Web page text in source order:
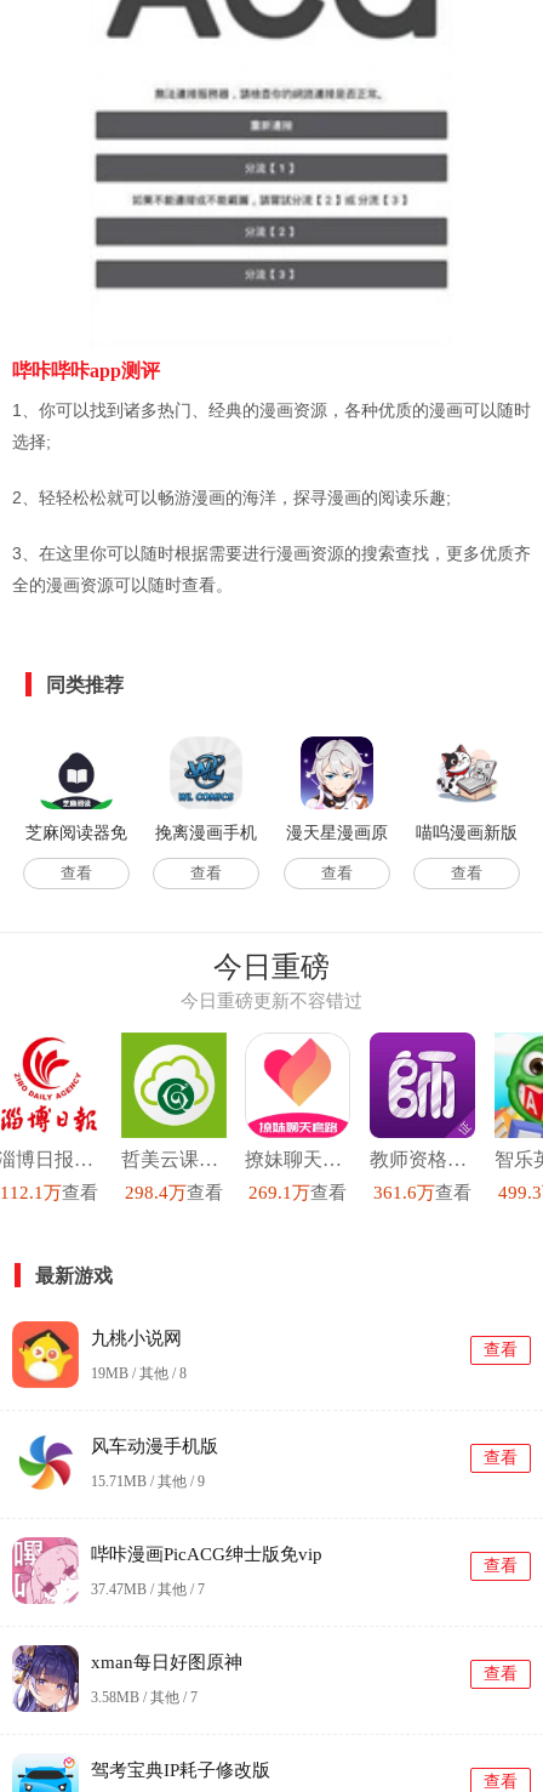
哔咔哔咔app测评
1、你可以找到诸多热门、经典的漫画资源，各种优质的漫画可以随时
选择;
2、轻轻松松就可以畅游漫画的海洋，探寻漫画的阅读乐趣;
3、在这里你可以随时根据需要进行漫画资源的搜索查找，更多优质齐
全的漫画资源可以随时查看。
同类推荐
芝麻阅读器免
费版
查看
挽离漫画手机
正版
查看
漫天星漫画原
版
查看
喵呜漫画新版
查看
今日重磅
今日重磅更新不容错过
淄博日报官方最新版
112.1万查看
哲美云课堂最新免费版
298.4万查看
撩妹聊天套路安卓免费版
269.1万查看
教师资格证手机最新版
361.6万查看
最新游戏
九桃小说网
19MB / 其他 /8
查看
风车动漫手机版
15.71MB / 其他 /9
查看
哔咔漫画PicACG绅士版免vip
37.47MB / 其他 /7
查看
xman每日好图原神
3.58MB / 其他 /7
查看
驾考宝典IP耗子修改版
查看